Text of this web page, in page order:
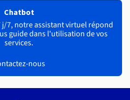
Chatbot
j/7, notre assistant virtuel répond
guide dans l'utilisation de vos
services.
nous